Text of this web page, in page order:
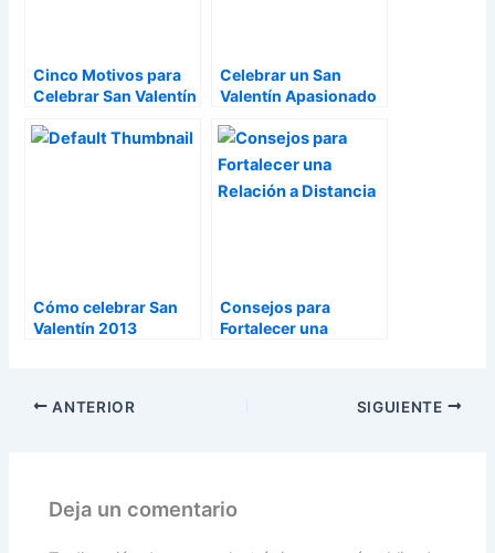
Cinco Motivos para
Celebrar San Valentín
Celebrar un San
Valentín Apasionado
Cómo celebrar San
Valentín 2013
Consejos para
Fortalecer una
ANTERIOR SIGUIENTE
Deja un comentario